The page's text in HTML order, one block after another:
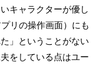
キャラクターが優し
リの操作画面）にも
」ということがない
をしている点はユー